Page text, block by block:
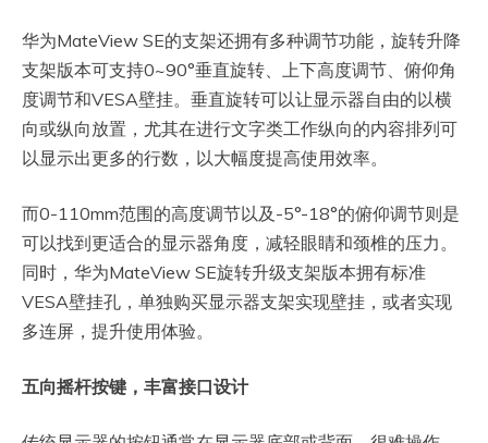
华为MateView SE的支架还拥有多种调节功能，旋转升降
支架版本可支持0~90°垂直旋转、上下高度调节、俯仰角
度调节和VESA壁挂。垂直旋转可以让显示器自由的以横
向或纵向放置，尤其在进行文字类工作纵向的内容排列可
以显示出更多的行数，以大幅度提高使用效率。
而0-110mm范围的高度调节以及-5°-18°的俯仰调节则是
可以找到更适合的显示器角度，减轻眼睛和颈椎的压力。
同时，华为MateView SE旋转升级支架版本拥有标准
VESA壁挂孔，单独购买显示器支架实现壁挂，或者实现
多连屏，提升使用体验。
五向摇杆按键，丰富接口设计